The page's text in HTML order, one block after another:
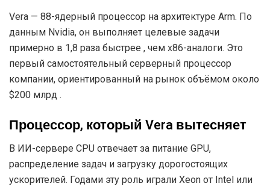
Vera — 88-ядерный процессор на архитектуре Arm. По
данным Nvidia, он выполняет целевые задачи
примерно в 1,8 раза быстрее , чем x86-аналоги. Это
первый самостоятельный серверный процессор
компании, ориентированный на рынок объёмом около
$200 млрд .
Процессор, который Vera вытесняет
В ИИ-сервере CPU отвечает за питание GPU,
распределение задач и загрузку дорогостоящих
ускорителей. Годами эту роль играли Xeon от Intel или